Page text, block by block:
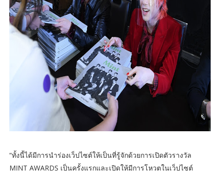
“ทั้งนี้ได้มีการนำร่องเว็ปไซต์ให้เป็นที่รู้จักด้วยการเปิดตัวรางวัล
MINT AWARDS เป็นครั้งแรกและเปิดให้มีการโหวตในเว็ปไซต์